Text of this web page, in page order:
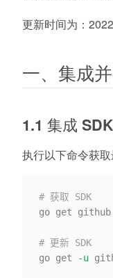
更新时间为 ：
一、集成
1.1 集成 SDK
执行以下命令获取
# 获取 SDK
go get
# 更新 SDK
go get
-u